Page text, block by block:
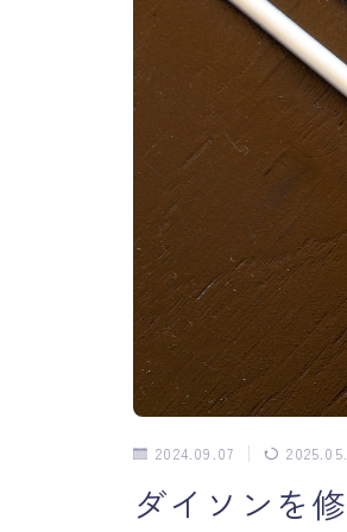
2024.09.07
ダイソンを